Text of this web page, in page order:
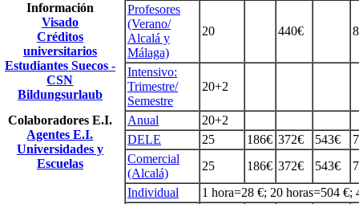
Información
Visado
Créditos
universitarios
Estudiantes Suecos -
CSN
Bildungsurlaub
Colaboradores E.I.
Agentes E.I.
Universidades y
Escuelas
Profesores
(Verano/
Alcalá y
Málaga)
20 440€
Intensivo:
Trimestre/
Semestre
20+2
Anual
20+2
DELE
25 186€ 372€ 543€
Comercial
(Alcalá)
25 186€ 372€ 543€
Individual
1 hora=28 €; 20 horas=504 €;